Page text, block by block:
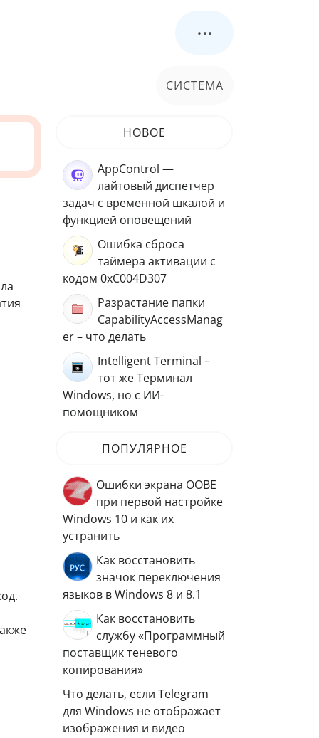
...
СИСТЕМА
НОВОЕ
AppControl —
лайтовый диспетчер
задач с временной шкалой и
функцией оповещений
Ошибка сброса
таймера активации с
кодом 0xC004D307
Разрастание папки
CapabilityAccessManag
er – что делать
Intelligent Terminal –
тот же Терминал
Windows, но с ИИ-
помощником
ПОПУЛЯРНОЕ
Ошибки экрана OOBE
при первой настройке
Windows 10 и как их
устранить
Как восстановить
значок переключения
языков в Windows 8 и 8.1
Как восстановить
службу «Программный
поставщик теневого
копирования»
Что делать, если Telegram
для Windows не отображает
изображения и видео